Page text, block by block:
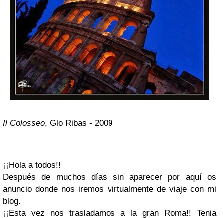
Il Colosseo, Glo Ribas - 2009
¡¡Hola a todos!!
Después de muchos días sin aparecer por aquí os
anuncio donde nos iremos virtualmente de viaje con mi
blog.
¡¡Esta vez nos trasladamos a la gran Roma!! Tenia